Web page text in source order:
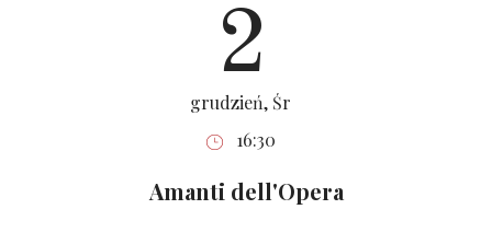
2
grudzień, Śr
16:30
Amanti dell'Opera